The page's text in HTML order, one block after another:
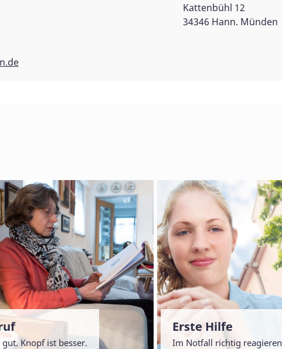
Kattenbühl 12
34346 Hann. Münden
Knopf ist besser.
Erste Hilfe
Im Notfall richtig reagieren